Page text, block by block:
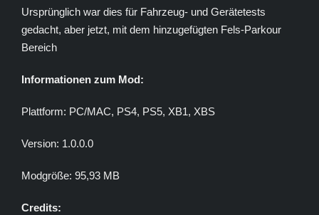
Ursprünglich war dies für Fahrzeug- und Gerätetests
gedacht, aber jetzt, mit dem hinzugefügten Fels-Parkour
Bereich
Informationen zum Mod:
Plattform: PC/MAC, PS4, PS5, XB1, XBS
Version: 1.0.0.0
Modgröße: 95,93 MB
Credits: